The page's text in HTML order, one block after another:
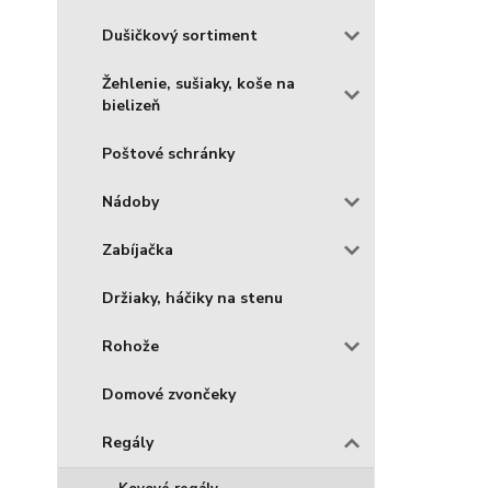
Dušičkový sortiment
Žehlenie, sušiaky, koše na
bielizeň
Poštové schránky
Nádoby
Zabíjačka
Držiaky, háčiky na stenu
Rohože
Domové zvončeky
Regály